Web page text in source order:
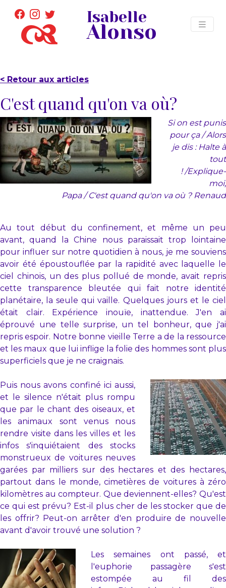
Isabelle
Alonso
< Retour aux articles
C'est quand qu'on va où?
Si on est punis
pour ça / Alors
je dis : Halte à
tout
!/Explique-
moi,
Papa / C'est quand qu'on va où ? Renaud
Au tout début du confinement, et même un peu
avant, quand la Chine nous paraissait trop lointaine
pour influer sur notre quotidien à nous, je me souviens
avoir été époustouflée par la rapidité avec laquelle le
ciel chinois, un des plus pollué de monde, avait repris
cette transparence bleutée qui fait notre identité
planétaire, la seule qui vaille. Quelques jours et le ciel
était clair. Expérience inouïe, inattendue. J'en ai
éprouvé une telle surprise, un tel bonheur, que j'ai
repris espoir. Notre bonne vieille Terre a de la ressource
et les maux que lui inflige la folie des hommes sont plus
superficiels que je ne craignais.
Puis nous avons confiné ici aussi,
et le silence n'était plus rompu
que par le chant des oiseaux, et
les animaux sont venus nous
rendre visite dans les villes et les
infos s'inquiétaient des stocks
monstrueux de voitures neuves
garées par milliers sur des hectares et des hectares,
partout dans le monde, cimetières de voitures à zéro
kilomètres au compteur. Que deviennent-elles? Qu'est
ce qui est prévu? Est-il plus cher de les stocker que de
les offrir? Peut-on arrêter d'en produire de nouvelle
avant d'avoir trouvé une solution ?
Les semaines ont passé, et
l'euphorie passagère s'est
estompée au fil des